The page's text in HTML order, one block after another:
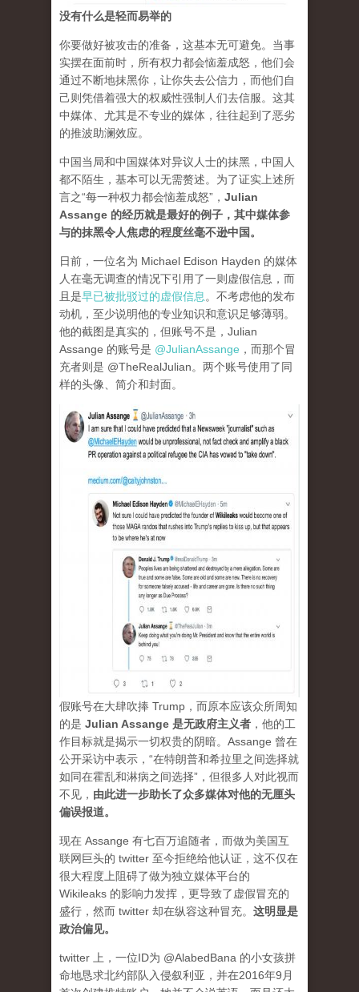
没有什么是轻而易举的
你要做好被攻击的准备，这基本无可避免。当事
实摆在面前时，所有权力都会恼羞成怒，他们会
通过不断地抹黑你，让你失去公信力，而他们自
己则凭借着强大的权威性强制人们去信服。这其
中媒体、尤其是不专业的媒体，往往起到了恶劣
的推波助澜效应。
中国当局和中国媒体对异议人士的抹黑，中国人
都不陌生，基本可以无需赘述。为了证实上述所
言之“每一种权力都会恼羞成怒”， Julian
Assange 的经历就是最好的例子，其中媒体参
与的抹黑令人焦虑的程度丝毫不逊中国。
日前，一位名为 Michael Edison Hayden 的媒体
人在毫无调查的情况下引用了一则虚假信息，而
且是早已被批驳过的虚假信息 。不考虑他的发布
动机，至少说明他的专业知识和意识足够薄弱。
他的截图是真实的，但账号不是，Julian
Assange 的账号是 @JulianAssange ，而那个冒
充者则是 @TheRealJulian。两个账号使用了同
样的头像、简介和封面。
假账号在大肆吹捧 Trump，而原本应该众所周知
的是 Julian Assange 是无政府主义者 ，他的工
作目标就是揭示一切权贵的阴暗。Assange 曾在
公开采访中表示，“在特朗普和希拉里之间选择就
如同在霍乱和淋病之间选择”，但很多人对此视而
不见， 由此进一步助长了众多媒体对他的无厘头
偏误报道。
现在 Assange 有七百万追随者，而做为美国互
联网巨头的 twitter 至今拒绝给他认证，这不仅在
很大程度上阻碍了做为独立媒体平台的
Wikileaks 的影响力发挥，更导致了虚假冒充的
盛行，然而 twitter 却在纵容这种冒充。 这明显是
政治偏见。
twitter 上，一位ID为 @AlabedBana 的小女孩拼
命地恳求北约部队入侵叙利亚，并在2016年9月